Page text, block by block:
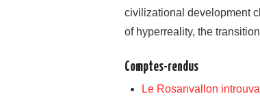
civilizational development
of hyperreality, the
Comptes-rendus
Le Rosanvallon